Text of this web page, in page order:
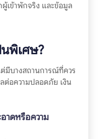
เข้าพักจริง และข้อมูล
นพิเศษ?
มีบางสถานการณ์ที่ควร
ต่อความปลอดภัย เงิน
าดหรือความ